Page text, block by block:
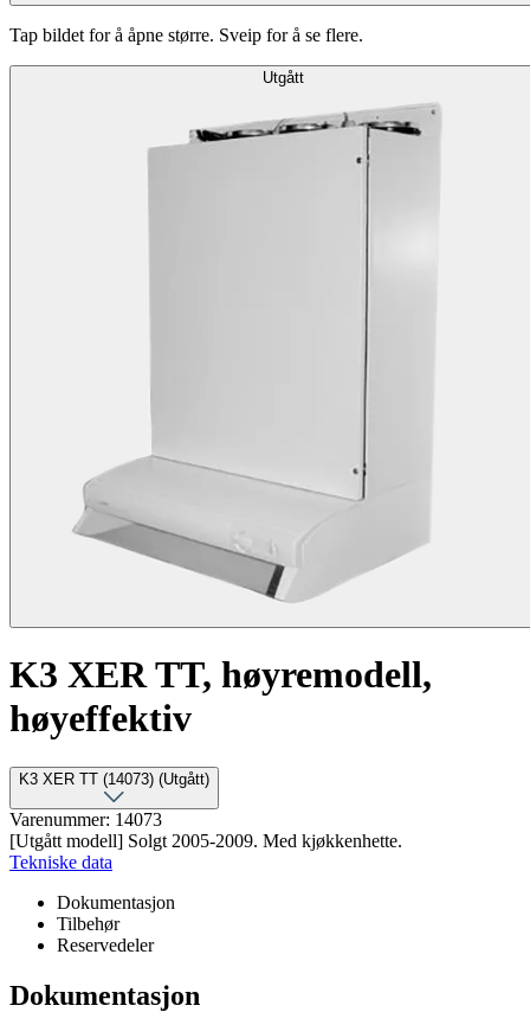
Tap bildet for å åpne større. Sveip for å se flere.
Utgått
K3 XER TT, høyremodell,
høyeffektiv
K3 XER TT (14073) (Utgått)
Varenummer: 14073
[Utgått modell] Solgt 2005-2009. Med kjøkkenhette.
Tekniske data
Dokumentasjon
Tilbehør
Reservedeler
Dokumentasjon